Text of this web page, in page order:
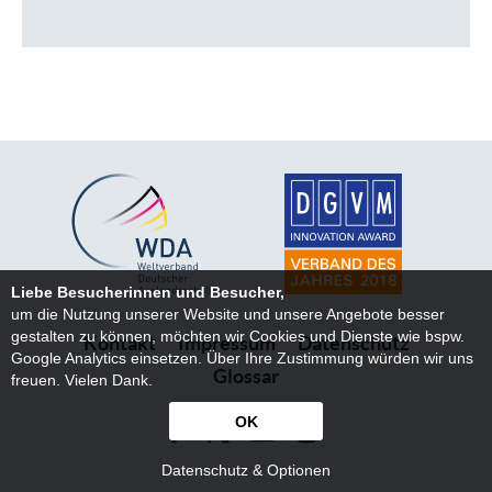
Kontakt Impressum
Datenschutz
Glossar
Liebe Besucherinnen und Besucher,
um die Nutzung unserer Website und unsere Angebote besser
gestalten zu können, möchten wir Cookies und Dienste wie bspw.
Google Analytics einsetzen. Über Ihre Zustimmung würden wir uns
freuen. Vielen Dank.
OK
Datenschutz & Optionen